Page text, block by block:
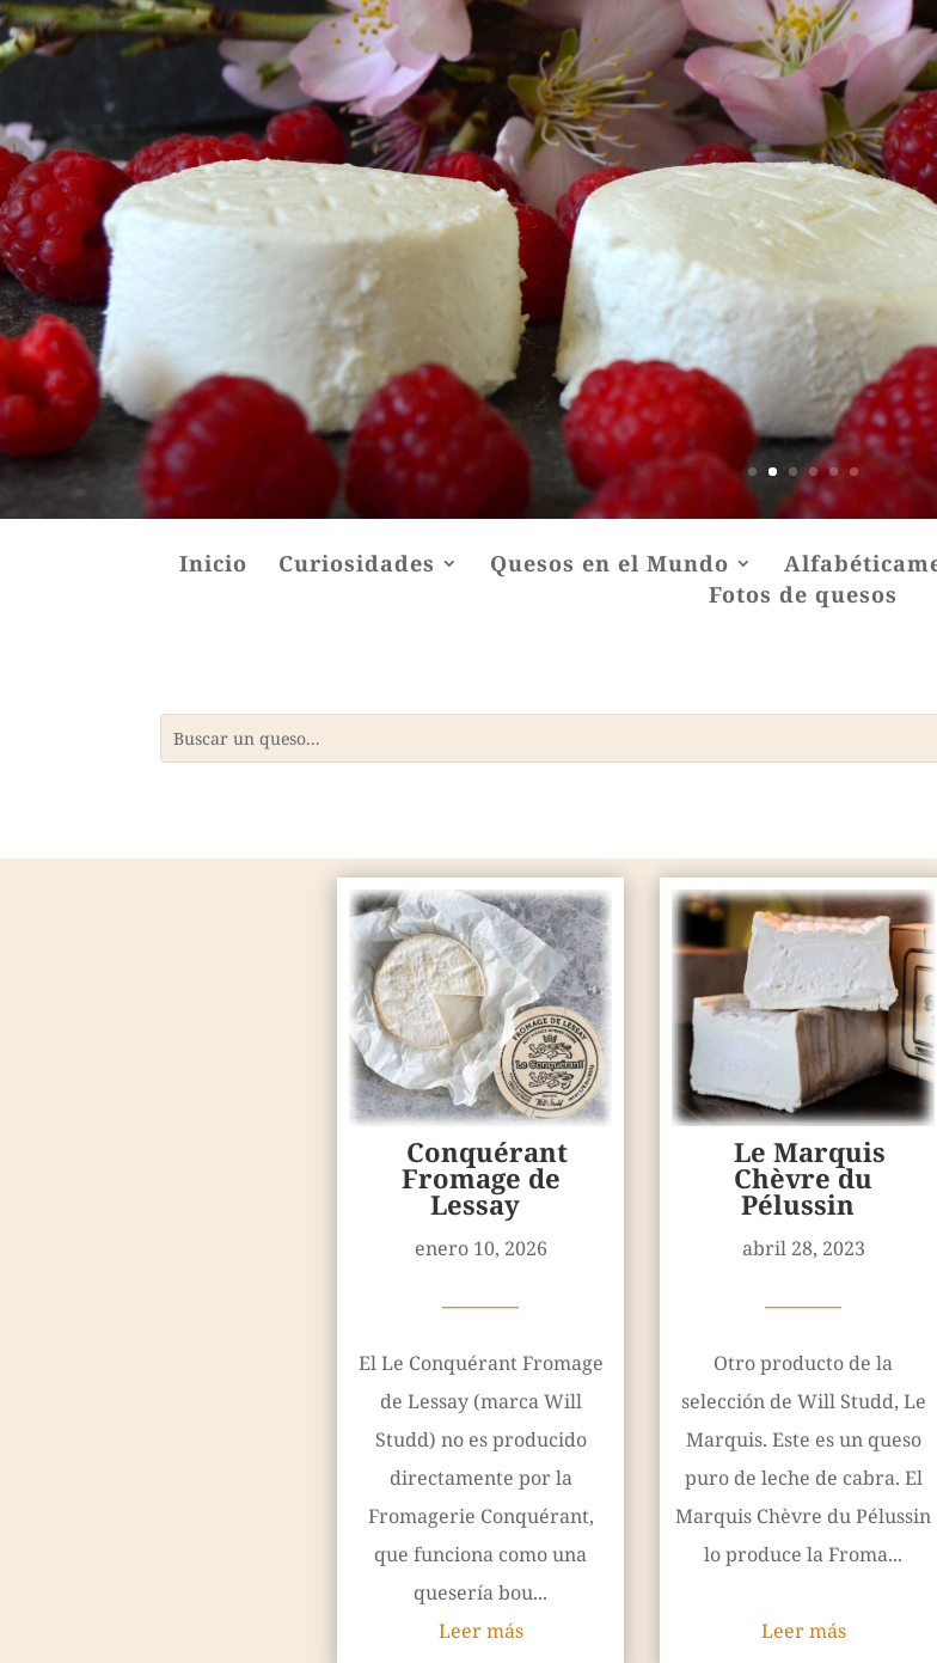
Inicio Curiosidades Quesos en el Mundo
Fotos de quesos
Conquérant
Fromage de
Lessay
enero 10, 2026
————
El Le Conquérant Fromage
de Lessay (marca Will
Studd) no es producido
directamente por la
Fromagerie Conquérant,
que funciona como una
quesería bou...
Leer más
Le Marquis
Chèvre du
Pélussin
abril 28, 2023
————
Otro producto de la
selección de Will Studd, Le
Marquis. Este es un queso
puro de leche de cabra. El
Marquis Chèvre du Pélussin
lo produce la Froma...
Leer más